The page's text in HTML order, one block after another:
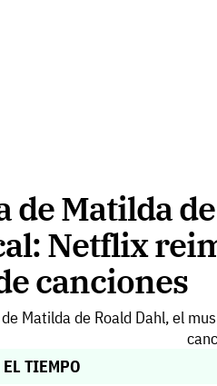
de Matilda
Netflix
canciones
TIEMPO